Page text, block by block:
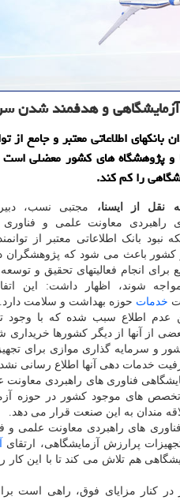
آزمایشگاهی و هدفمند شدن
اطلاعاتی معتبر و جامع از
و پژوهشگاه های کشور معضلی
را کم کند.
نقل از ایسنا، مجتبی نسب،
راهبردی معاونت علمی و
نبود بانک اطلاعاتی معتبر از
کشور باعث می شود که پژوهشگران
برای انجام فعالیتهای تحقیق و توسعه
شوند، اظهار داشت: این اتفاق
خدمات حوزه بهداشت و سلامت دارد.
عدم اطلاع سبب شده که با وجود
از آنها از دیگر کشورها خریداری
و سرمایه گذاری موازی برای
خدمات دهی آنها اطلاع رسانی
فناوری های راهبردی
های موجود کشور در حوزه
مندان به این صنعت قرار می دهد.
های راهبردی معاونت علمی
پرارزش آزمایشگاهی، ارتقای
هم تلاش می کند تا با این
در کنار مزایای فوق، راهی است